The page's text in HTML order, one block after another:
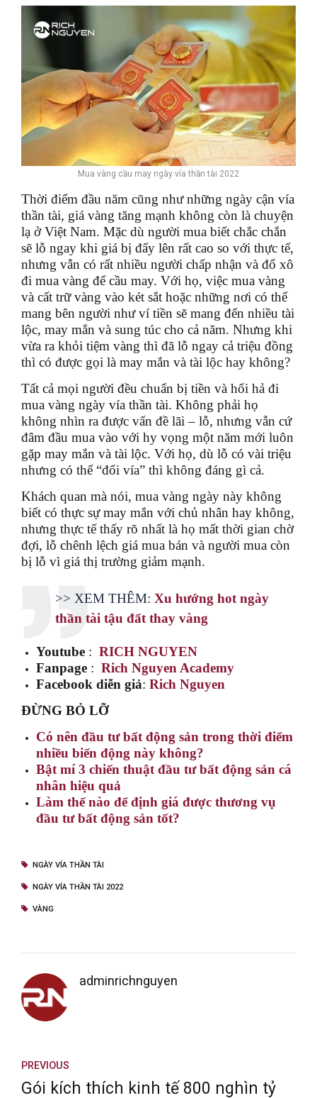
Mua vàng cầu may ngày vía thần tài 2022
Thời điểm đầu năm cũng như những ngày cận vía
thần tài, giá vàng tăng mạnh không còn là chuyện
lạ ở Việt Nam. Mặc dù người mua biết chắc chắn
sẽ lỗ ngay khi giá bị đẩy lên rất cao so với thực tế,
nhưng vẫn có rất nhiều người chấp nhận và đổ xô
đi mua vàng để cầu may. Với họ, việc mua vàng
và cất trữ vàng vào két sắt hoặc những nơi có thể
mang bên người như ví tiền sẽ mang đến nhiều tài
lộc, may mắn và sung túc cho cả năm. Nhưng khi
vừa ra khỏi tiệm vàng thì đã lỗ ngay cả triệu đồng
thì có được gọi là may mắn và tài lộc hay không?
Tất cả mọi người đều chuẩn bị tiền và hối hả đi
mua vàng ngày vía thần tài. Không phải họ
không nhìn ra được vấn đề lãi – lỗ, nhưng vẫn cứ
đâm đầu mua vào với hy vọng một năm mới luôn
gặp may mắn và tài lộc. Với họ, dù lỗ có vài triệu
nhưng có thể “đổi vía” thì không đáng gì cả.
Khách quan mà nói, mua vàng ngày này không
biết có thực sự may mắn với chủ nhân hay không,
nhưng thực tế thấy rõ nhất là họ mất thời gian chờ
đợi, lỗ chênh lệch giá mua bán và người mua còn
bị lỗ vì giá thị trường giảm mạnh.
>> XEM THÊM: Xu hướng hot ngày
thần tài tậu đất thay vàng
Youtube : RICH NGUYEN
Fanpage : Rich Nguyen Academy
Facebook diễn giả: Rich Nguyen
ĐỪNG BỎ LỠ
Có nên đầu tư bất động sản trong thời điểm
nhiều biến động này không?
Bật mí 3 chiến thuật đầu tư bất động sản cá
nhân hiệu quả
Làm thế nào để định giá được thương vụ
đầu tư bất động sản tốt?
NGÀY VÍA THẦN TÀI
NGÀY VÍA THẦN TÀI 2022
VÀNG
adminrichnguyen
PREVIOUS
Gói kích thích kinh tế 800 nghìn tỷ